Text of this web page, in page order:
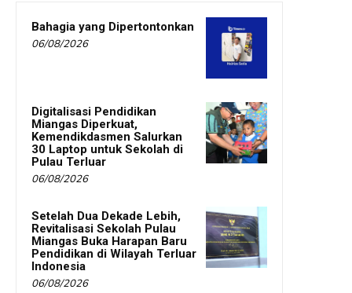
Bahagia yang Dipertontonkan
06/08/2026
Digitalisasi Pendidikan
Miangas Diperkuat,
Kemendikdasmen Salurkan
30 Laptop untuk Sekolah di
Pulau Terluar
06/08/2026
Setelah Dua Dekade Lebih,
Revitalisasi Sekolah Pulau
Miangas Buka Harapan Baru
Pendidikan di Wilayah Terluar
Indonesia
06/08/2026